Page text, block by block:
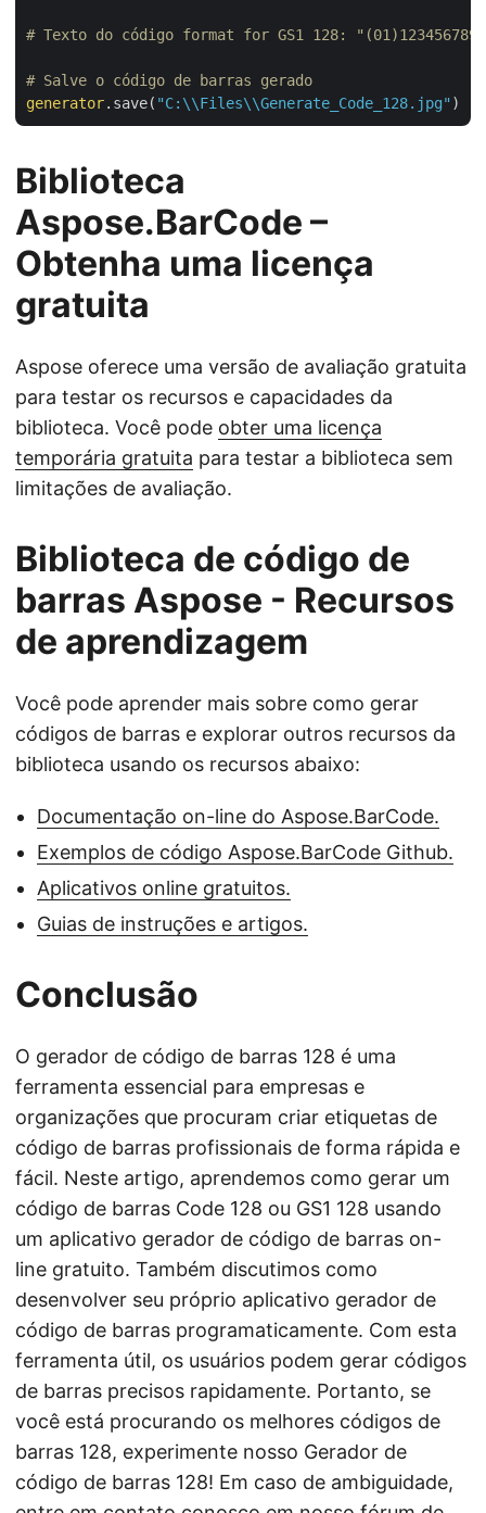
# Texto do código format for GS1 128:
# Salve o código de barras gerado
generator.save( "C:\\Files\\Generate_Code_128.jpg"
Biblioteca
Aspose.BarCode –
Obtenha uma licença
gratuita
Aspose oferece uma versão de avaliação gratuita
para testar os recursos e capacidades da
biblioteca. Você pode obter uma licença
temporária gratuita para testar a biblioteca sem
limitações de avaliação.
Biblioteca de código de
barras Aspose - Recursos
de aprendizagem
Você pode aprender mais sobre como gerar
códigos de barras e explorar outros recursos da
biblioteca usando os recursos abaixo:
Documentação on-line do Aspose.BarCode.
Exemplos de código Aspose.BarCode Github.
Aplicativos online gratuitos.
Guias de instruções e artigos.
Conclusão
O gerador de código de barras 128 é uma
ferramenta essencial para empresas e
organizações que procuram criar etiquetas de
código de barras profissionais de forma rápida e
fácil. Neste artigo, aprendemos como gerar um
código de barras Code 128 ou GS1 128 usando
um aplicativo gerador de código de barras on-
line gratuito. Também discutimos como
desenvolver seu próprio aplicativo gerador de
código de barras programaticamente. Com esta
ferramenta útil, os usuários podem gerar códigos
de barras precisos rapidamente. Portanto, se
você está procurando os melhores códigos de
barras 128, experimente nosso Gerador de
código de barras 128! Em caso de ambiguidade,